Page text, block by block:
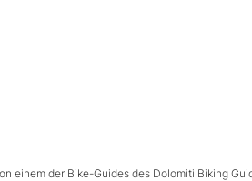
einem der Bike-Guides des Dolomiti Biking